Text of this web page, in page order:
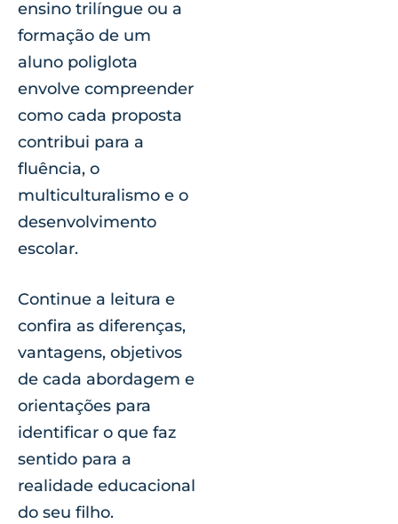
ensino trilíngue ou a
formação de um
aluno poliglota
envolve compreender
como cada proposta
contribui para a
fluência, o
multiculturalismo e o
desenvolvimento
escolar.
Continue a leitura e
confira as diferenças,
vantagens, objetivos
de cada abordagem e
orientações para
identificar o que faz
sentido para a
realidade educacional
do seu filho.